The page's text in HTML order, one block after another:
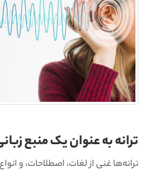
ترانه به عنوان یک منبع
ترانه‌ها غنی از لغات، اصطلاحات، و